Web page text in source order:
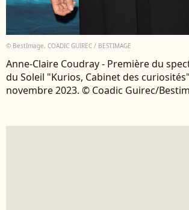
© BestImage, COADIC GUIREC / BESTIMAGE
Anne-Claire Coudray - Première du
du Soleil "Kurios, Cabinet des
novembre 2023. © Coadic Guirec/